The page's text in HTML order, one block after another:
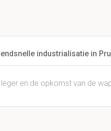
industrialisatie in
en de opkomst van de